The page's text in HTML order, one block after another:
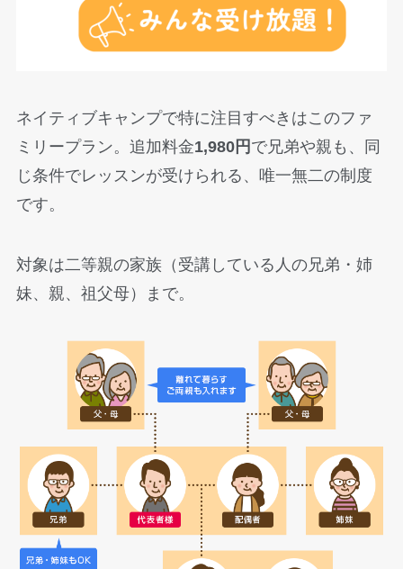
ネイティブキャンプで特に注目すべきはこのファ
ミリープラン。追加料金1,980円 で兄弟や親も、同
じ条件でレッスンが受けられる、唯一無二の制度
です。
対象は二等親の家族（受講している人の兄弟・姉
妹、親、祖父母）まで。